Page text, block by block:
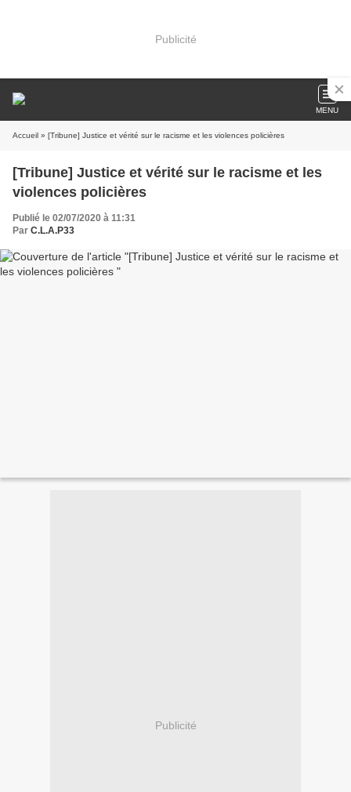
Publicité
MENU
Accueil » [Tribune] Justice et vérité sur le racisme et les violences policières
[Tribune] Justice et vérité sur le racisme et les
violences policières
Publié le 02/07/2020 à 11:31
Par C.L.A.P33
Publicité